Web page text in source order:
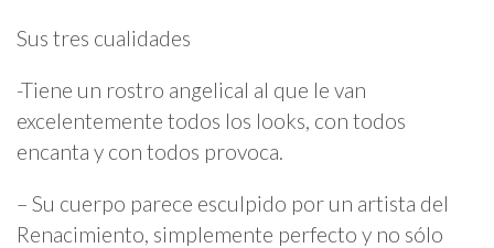
Sus tres cualidades
-Tiene un rostro angelical al que le van
excelentemente todos los looks, con todos
encanta y con todos provoca.
– Su cuerpo parece esculpido por un artista del
Renacimiento, simplemente perfecto y no sólo